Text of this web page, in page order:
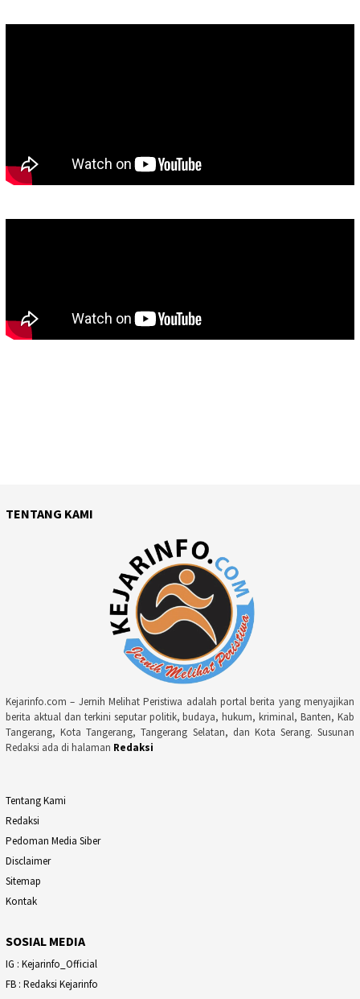
TENTANG KAMI
Kejarinfo.com – Jernih Melihat Peristiwa adalah portal berita yang menyajikan
berita aktual dan terkini seputar politik, budaya, hukum, kriminal, Banten, Kab
Tangerang, Kota Tangerang, Tangerang Selatan, dan Kota Serang. Susunan
Redaksi ada di halaman Redaksi
Tentang Kami
Redaksi
Pedoman Media Siber
Disclaimer
Sitemap
Kontak
SOSIAL MEDIA
IG : Kejarinfo_Official
FB : Redaksi Kejarinfo